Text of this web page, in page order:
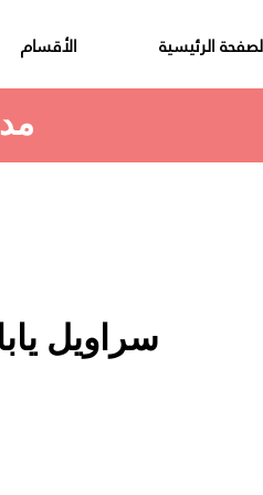
الرئيسية الأقسام
سراويل